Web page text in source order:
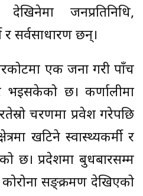
जनप्रतिनिधि,
र सर्वसाधारण छन्।
एक जना गरी पाँच
भइसकेको छ। कर्णालीमा
चरणमा प्रवेश गरेपछि
खटिने स्वास्थ्यकर्मी र
छ। प्रदेशमा बुधबारसम्म
सङ्क्रमण देखिएको